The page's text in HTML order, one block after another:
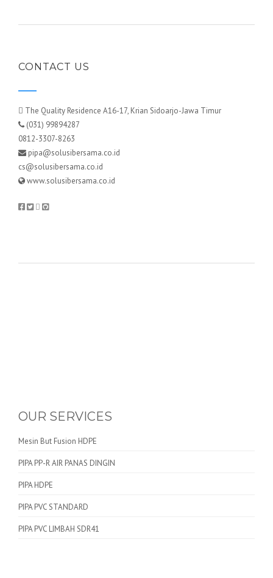
CONTACT US
The Quality Residence A16-17, Krian Sidoarjo-Jawa Timur
(031) 99894287
0812-3307-8263
pipa@solusibersama.co.id
cs@solusibersama.co.id
www.solusibersama.co.id
OUR SERVICES
Mesin But Fusion HDPE
PIPA PP-R AIR PANAS DINGIN
PIPA HDPE
PIPA PVC STANDARD
PIPA PVC LIMBAH SDR41